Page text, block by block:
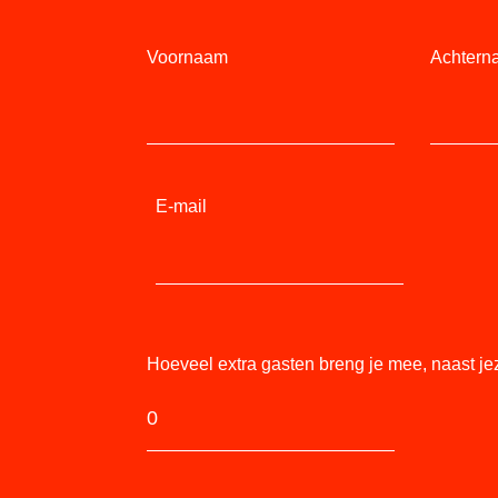
Voornaam
E-mail
Hoeveel extra gasten breng je mee, naast